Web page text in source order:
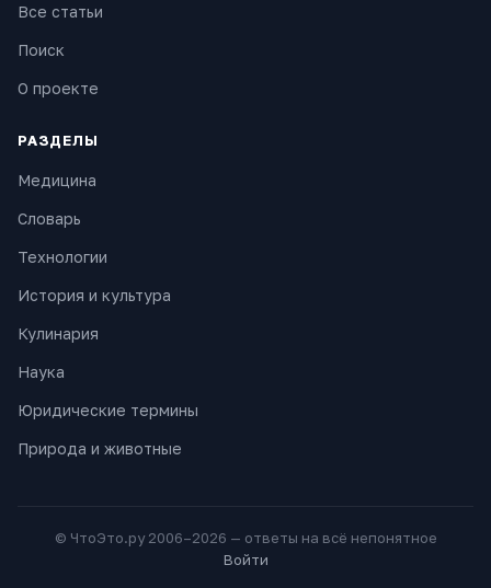
Все статьи
Поиск
О проекте
РАЗДЕЛЫ
Медицина
Словарь
Технологии
История и культура
Кулинария
Наука
Юридические термины
Природа и животные
© ЧтоЭто.ру 2006–2026 — ответы на всё непонятное
Войти